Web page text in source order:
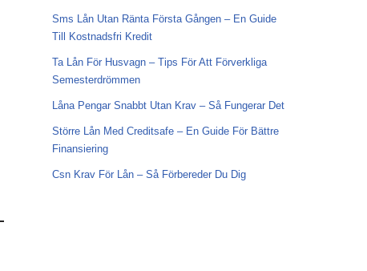
Sms Lån Utan Ränta Första Gången – En Guide
Till Kostnadsfri Kredit
Ta Lån För Husvagn – Tips För Att Förverkliga
Semesterdrömmen
Låna Pengar Snabbt Utan Krav – Så Fungerar Det
Större Lån Med Creditsafe – En Guide För Bättre
Finansiering
Csn Krav För Lån – Så Förbereder Du Dig